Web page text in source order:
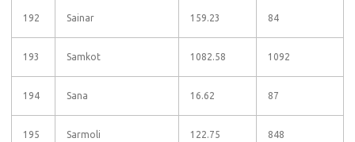
192 Sainar 159.23 84
193 Samkot 1082.58 1092
194 Sana 16.62 87
195 Sarmoli 122.75 848